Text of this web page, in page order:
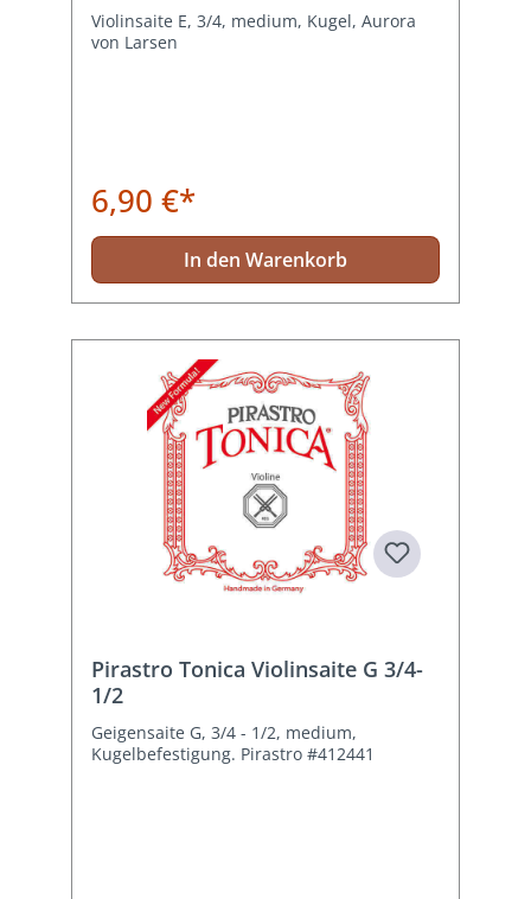
Violinsaite E, 3/4, medium, Kugel, Aurora
von Larsen
6,90 €*
In den Warenkorb
Pirastro Tonica Violinsaite G 3/4-
1/2
Geigensaite G, 3/4 - 1/2, medium,
Kugelbefestigung. Pirastro #412441